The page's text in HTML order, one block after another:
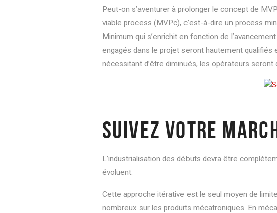
Peut-on s’aventurer à prolonger le concept de
viable process (MVPc), c’est-à-dire un process
Minimum qui s’enrichit en fonction de
engagés dans le projet seront hautement
nécessitant d’être diminués, les opérateurs
SUIVEZ VOTRE
L’industrialisation des débuts devra être
évoluent.
Cette approche itérative est le seul moyen de
nombreux sur les produits mécatroniques. En